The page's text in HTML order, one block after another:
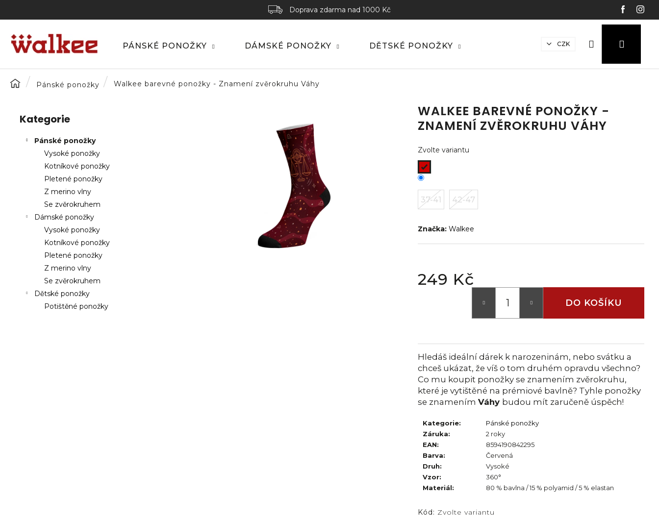
obsah
Doprava zdarma nad 1000 Kč
PÁNSKÉ PONOŽKY DÁMSKÉ PONOŽKY DĚTSKÉ PONOŽKY CZK Hledat
DomůPánské ponožky Walkee barevné ponožky - Znamení zvěrokruhu Váhy
Přeskočit
kategorie
Kategorie
Pánské ponožky
Vysoké ponožky
Kotníkové ponožky
Pletené ponožky
Z merino vlny
Se zvěrokruhem
Dámské ponožky
Vysoké ponožky
Kotníkové ponožky
Pletené ponožky
Z merino vlny
Se zvěrokruhem
Dětské ponožky
Potištěné ponožky
WALKEE BAREVNÉ PONOŽKY -
ZNAMENÍ ZVĚROKRUHU VÁHY
Zvolte variantu
37-41 42-47
Značka: Walkee
249 Kč
DO KOŠÍKU
Hledáš ideální dárek k narozeninám, nebo svátku a
chceš ukázat, že víš o tom druhém opravdu všechno?
Co mu koupit ponožky se znamením zvěrokruhu,
které je vytištěné na prémiové bavlně? Tyhle ponožky
se znamením Váhy budou mít zaručeně úspěch!
Kategorie:
Pánské ponožky
Záruka:
2 roky
EAN:
8594190842295
Barva:
Červená
Druh:
Vysoké
Vzor:
360°
Materiál: 80 % bavlna / 15 % polyamid / 5 % elastan
Kód: Zvolte variantu
o
do
obchodu
do
obchodu
C
o
p
o